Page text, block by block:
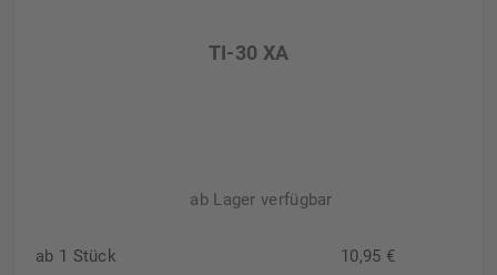
TI-30 XA
ab Lager verfügbar
ab 1 Stück 10,95 €